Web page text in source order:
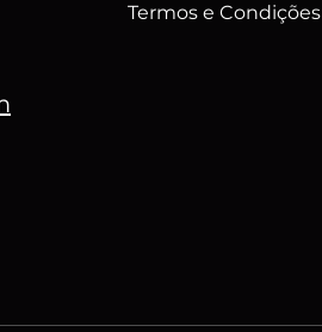
Termos e Condições